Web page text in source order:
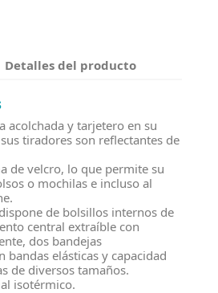
Detalles del producto
acolchada y tarjetero en su
tiradores son reflectantes de
de velcro, lo que permite su
o mochilas e incluso al
de bolsillos internos de
central extraíble con
dos bandejas
bandas elásticas y capacidad
de diversos tamaños.
isotérmico.